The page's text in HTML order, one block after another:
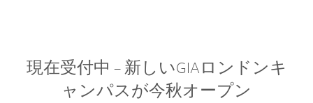
現在受付中 – 新しいGIAロンドンキ
ャンパスが今秋オープン